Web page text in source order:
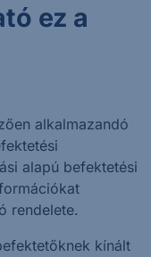
ez a
alkalmazandó
alapú befektetési
rendelete.
kínált